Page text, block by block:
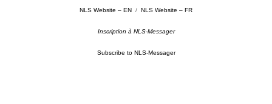
NLS Website – EN / NLS Website – FR
Inscription à NLS-Messager
Subscribe to NLS-Messager